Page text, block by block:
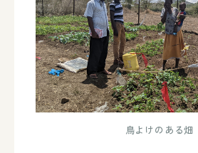
鳥よけのある畑